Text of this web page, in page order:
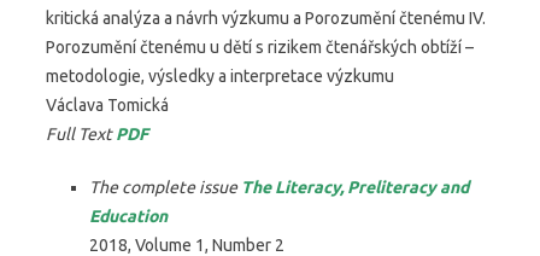
kritická analýza a návrh výzkumu a Porozumění čtenému IV.
Porozumění čtenému u dětí s rizikem čtenářských obtíží –
metodologie, výsledky a interpretace výzkumu
Václava Tomická
Full TextPDF
The complete issue The Literacy, Preliteracy and
Education
2018, Volume 1, Number 2